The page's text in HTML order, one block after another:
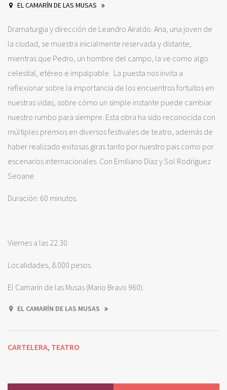
EL CAMARÍN DE LAS MUSAS
Dramaturgia y dirección de Leandro Airaldo. Ana, una joven de
la ciudad, se muestra inicialmente reservada y distante,
mientras que Pedro, un hombre del campo, la ve como algo
celestial, etéreo e impalpable. La puesta nos invita a
reflexionar sobre la importancia de los encuentros fortuitos en
nuestras vidas, sobre cómo un simple instante puede cambiar
nuestro rumbo para siempre. Esta obra ha sido reconocida con
múltiples premios en diversos festivales de teatro, además de
haber realizado exitosas giras tanto por nuestro país como por
escenarios internacionales. Con Emiliano Díaz y Sol Rodríguez
Seoane.
Duración: 60 minutos.
Viernes a las 22.30.
Localidades, 8.000 pesos.
El Camarín de las Musas (Mario Bravo 960).
EL CAMARÍN DE LAS MUSAS
CARTELERA, TEATRO